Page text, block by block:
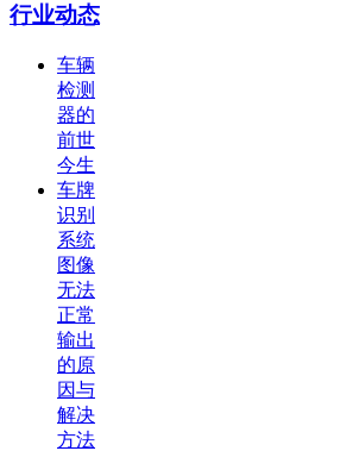
行业动态
车辆
检测
器的
前世
今生
车牌
识别
系统
图像
无法
正常
输出
的原
因与
解决
方法